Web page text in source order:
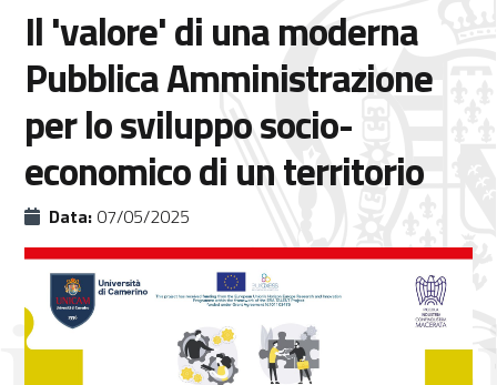
Il 'valore' di una moderna
Pubblica Amministrazione
per lo sviluppo socio-
economico di un territorio
Data: 07/05/2025